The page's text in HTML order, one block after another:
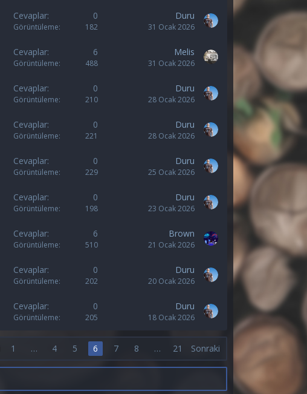
Cevaplar 0
Görüntüleme 182
Duru
31 Ocak 2026
Cevaplar 6
Görüntüleme 488
Melis
31 Ocak 2026
Cevaplar 0
Görüntüleme 210
Duru
28 Ocak 2026
Cevaplar 0
Görüntüleme 221
Duru
28 Ocak 2026
Cevaplar 0
Görüntüleme 229
Duru
25 Ocak 2026
Cevaplar 0
Görüntüleme 198
Duru
23 Ocak 2026
Cevaplar 6
Görüntüleme 510
Brown
21 Ocak 2026
Cevaplar 0
Görüntüleme 202
Duru
20 Ocak 2026
Cevaplar 0
Görüntüleme 205
Duru
18 Ocak 2026
1 … 4 5 6 7 8 … 21 Sonraki